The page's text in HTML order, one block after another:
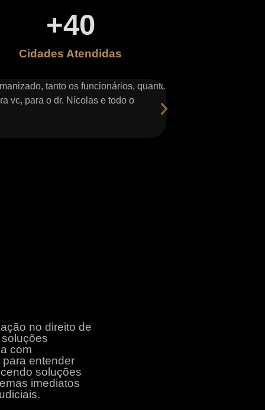
Cidades Atendidas
+40
tanto os funcionários, quanto
vc, para o dr. Nícolas e todo o
no direito de
com
entender
soluções
imediatos